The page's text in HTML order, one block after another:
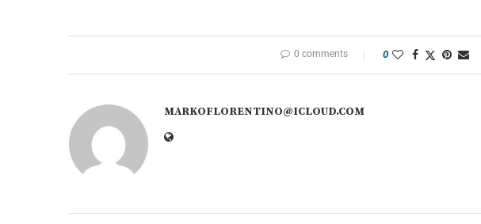
0 comments 0
MARKOFLORENTINO@ICLOUD.COM